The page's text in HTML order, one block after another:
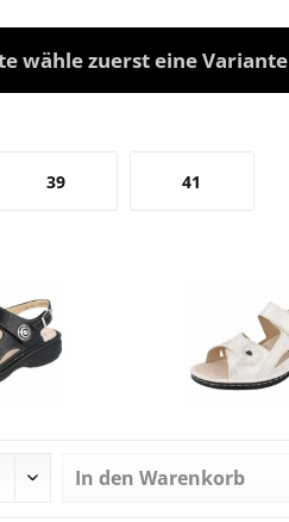
wähle zuerst eine Variante
39 41
In den Warenkorb